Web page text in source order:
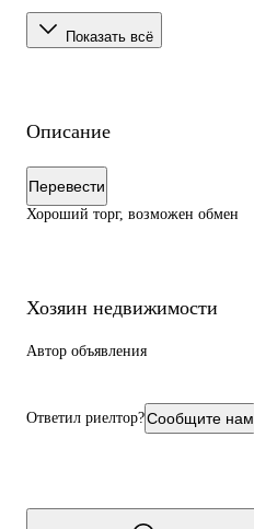
Показать всё
Описание
Перевести
Хороший торг, возможен обмен
Хозяин недвижимости
Автор объявления
Ответил риелтор?Сообщите нам